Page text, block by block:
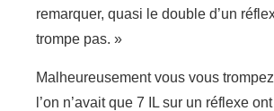
remarquer, quasi le double d’un
trompe pas. »
Malheureusement vous vous
l’on n’avait que 7 IL sur un réflexe